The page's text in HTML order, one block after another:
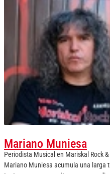
Mariano Muniesa
Periodista Musical en Mariskal Rock
Mariano Muniesa acumula una larga